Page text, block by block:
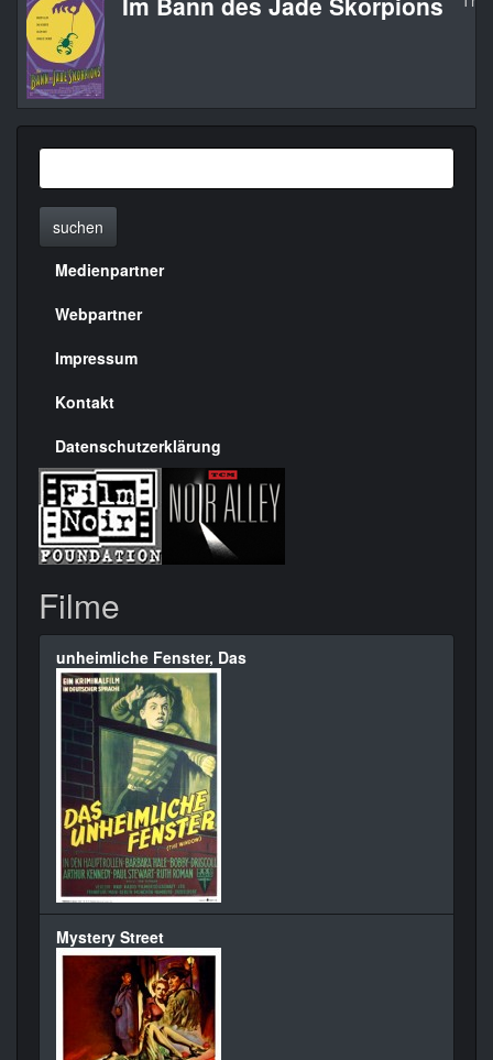
suchen
Menülinks
rechte
Seite
Medienpartner
Webpartner
Impressum
Kontakt
Datenschutzerklärung
Filme
unheimliche Fenster, Das
Mystery Street